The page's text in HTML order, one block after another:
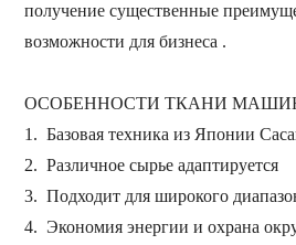
получение существенные
возможности длябизнеса .
ОСОБЕННОСТИТКАНИ
1.Базовая техника из Японии
2.Различное сырьеадаптируется
3.Подходит дляширокого
4. Экономия энергии и охрана